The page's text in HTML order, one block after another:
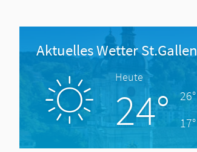
Aktuelles Wetter St.Gallen
Heute
24°
26°
17°